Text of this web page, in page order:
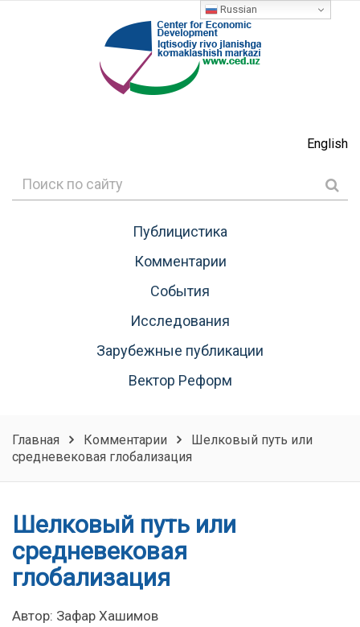
English
Публицистика
Комментарии
События
Исследования
Зарубежные публикации
Вектор Реформ
Главная Комментарии
Шелковый путь или
средневековая глобализация
Шелковый путь или
средневековая
глобализация
Автор: Зафар Хашимов
Russian